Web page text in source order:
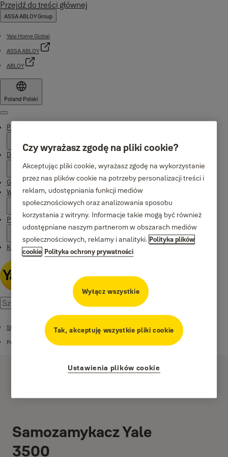
Przejdź do treści głównej
ASSA ABLOY Group
Yale Home Global
ASSA ABLOY
ABLOY
Poland·Polski
Menu
Produkty
Dlaczego Yale
Gdzie kupić
Wsparcie
Publikacje
Kontakt
Strona główna
Produkty
Samozamykacz Yale
3500
Czy wyrażasz zgodę na pliki cookie?
Akceptując pliki cookie, wyrażasz zgodę na wykorzystanie
przez nas plików cookie na potrzeby personalizacji treści i
reklam, udostępniania funkcji mediów
społecznościowych oraz analizowania sposobu
korzystania z witryny. Informacje takie mogą być również
udostępniane naszym partnerom w obszarach mediów
społecznościowych, reklamy i analityki. Polityka plików
cookie Polityka ochrony prywatności
Wyłącz wszystkie
Tak, akceptuję wszystkie pliki cookie
Ustawienia plików cookie